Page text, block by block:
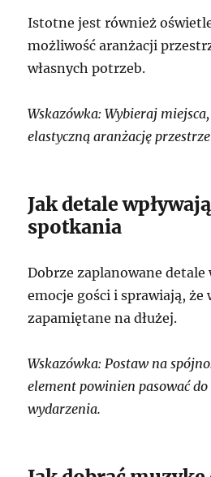
Istotne jest również
możliwość aranżacji
własnych potrzeb.
Wskazówka: Wybieraj
elastyczną aranżację
Jak detale
spotkania
Dobrze zaplanowane detale
emocje gości i sprawiają, że
zapamiętane na dłużej.
Wskazówka: Postaw na
element powinien pasować
wydarzenia.